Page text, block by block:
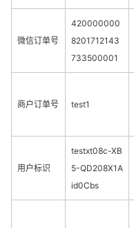
微信订单号
420000000
8201712143
733500001
商户订单号 test1
用户标识
testxt08c-XB
5-QD208X1A
id0Cbs